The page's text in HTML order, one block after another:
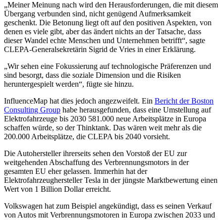
„Meiner Meinung nach wird den Herausforderungen, die mit diesem
Übergang verbunden sind, nicht genügend Aufmerksamkeit
geschenkt. Die Betonung liegt oft auf den positiven Aspekten, von
denen es viele gibt, aber das ändert nichts an der Tatsache, dass
dieser Wandel echte Menschen und Unternehmen betrifft“, sagte
CLEPA-Generalsekretärin Sigrid de Vries in einer Erklärung.
„Wir sehen eine Fokussierung auf technologische Präferenzen und
sind besorgt, dass die soziale Dimension und die Risiken
heruntergespielt werden“, fügte sie hinzu.
InfluenceMap hat dies jedoch angezweifelt. Ein Bericht der Boston
Consulting Group habe herausgefunden, dass eine Umstellung auf
Elektrofahrzeuge bis 2030 581.000 neue Arbeitsplätze in Europa
schaffen würde, so der Thinktank. Das wären weit mehr als die
200.000 Arbeitsplätze, die CLEPA bis 2040 vorsieht.
Die Autohersteller ihrerseits sehen den Vorstoß der EU zur
weitgehenden Abschaffung des Verbrennungsmotors in der
gesamten EU eher gelassen. Immerhin hat der
Elektrofahrzeughersteller Tesla in der jüngste Marktbewertung einen
Wert von 1 Billion Dollar erreicht.
Volkswagen hat zum Beispiel angekündigt, dass es seinen Verkauf
von Autos mit Verbrennungsmotoren in Europa zwischen 2033 und